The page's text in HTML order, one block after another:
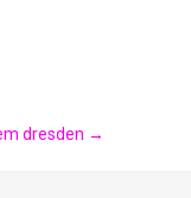
dresden →